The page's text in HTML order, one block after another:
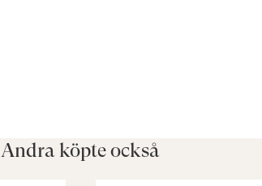
Andra köpte också